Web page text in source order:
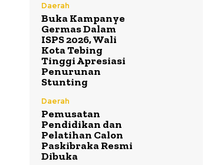
Daerah
Buka Kampanye
Germas Dalam
ISPS 2026, Wali
Kota Tebing
Tinggi Apresiasi
Penurunan
Stunting
Daerah
Pemusatan
Pendidikan dan
Pelatihan Calon
Paskibraka Resmi
Dibuka